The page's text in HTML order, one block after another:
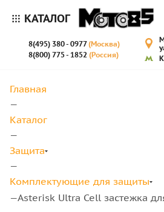
КАТАЛОГ
8(495) 380 - 0977(Москва)
8(800) 775 - 1852 (Россия)
Главная
—
Каталог
—
Защита
—
Комплектующие для защиты
—Asterisk Ultra Cell застежка